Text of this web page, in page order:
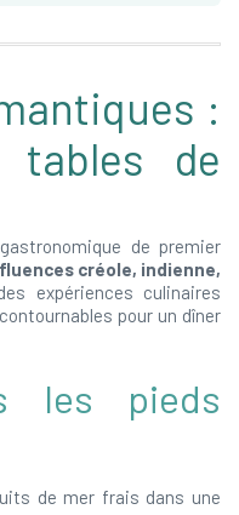
:
tables de
de premier
créole, indienne,
expériences culinaires
pour un dîner
les pieds
de mer frais dans une